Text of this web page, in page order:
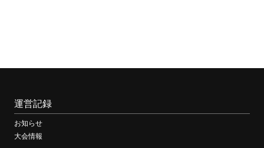
運営記録
お知らせ
大会情報